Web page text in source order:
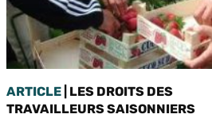
ARTICLE| LES DROITS DES
TRAVAILLEURS SAISONNIERS